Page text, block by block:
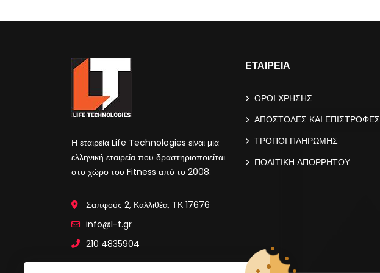
Η εταιρεία Life Technologies είναι μία
ελληνική εταιρεία που δραστηριοποιείται
στο χώρο του Fitness από το 2008.
Σαπφούς 2, Καλλιθέα, ΤΚ 17676
info@l-t.gr
210 4835904
ΕΤΑΙΡΕΙΑ
ΟΡΟΙ ΧΡΗΣΗΣ
ΑΠΟΣΤΟΛΕΣ ΚΑΙ ΕΠΙΣΤΡΟΦΕΣ
ΤΡΟΠΟΙ ΠΛΗΡΩΜΗΣ
ΠΟΛΙΤΙΚΗ ΑΠΟΡΡΗΤΟΥ